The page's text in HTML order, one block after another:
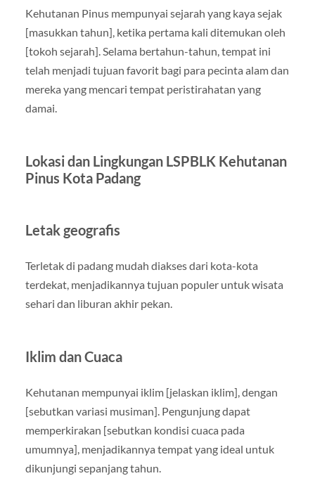
Kehutanan Pinus mempunyai sejarah yang kaya sejak
[masukkan tahun], ketika pertama kali ditemukan oleh
[tokoh sejarah]. Selama bertahun-tahun, tempat ini
telah menjadi tujuan favorit bagi para pecinta alam dan
mereka yang mencari tempat peristirahatan yang
damai.
Lokasi dan Lingkungan LSPBLK Kehutanan
Pinus Kota Padang
Letak geografis
Terletak di padang mudah diakses dari kota-kota
terdekat, menjadikannya tujuan populer untuk wisata
sehari dan liburan akhir pekan.
Iklim dan Cuaca
Kehutanan mempunyai iklim [jelaskan iklim], dengan
[sebutkan variasi musiman]. Pengunjung dapat
memperkirakan [sebutkan kondisi cuaca pada
umumnya], menjadikannya tempat yang ideal untuk
dikunjungi sepanjang tahun.